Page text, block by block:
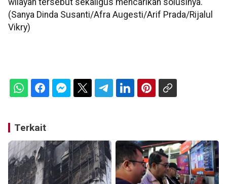
wilayah tersebut sekaligus mencarikan solusinya.
(Sanya Dinda Susanti/Afra Augesti/Arif Prada/Rijalul
Vikry)
Terkait